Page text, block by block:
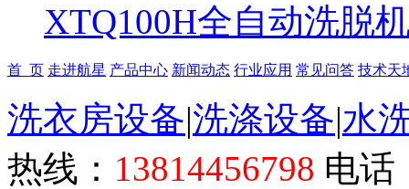
XTQ100H全自动洗脱
首 页 走进航星 产品中心 新闻动态 行业应用 常见问答 技术天
洗衣房设备|洗涤设备|水
热线： 13814456798 电话